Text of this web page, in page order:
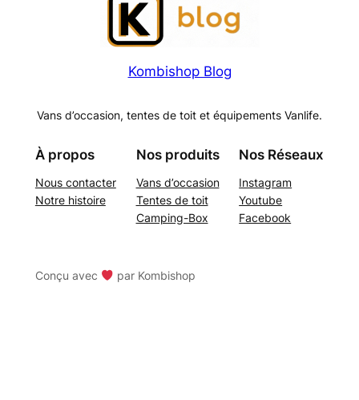
Kombishop Blog
Vans d’occasion, tentes de toit et équipements Vanlife.
À propos
Nous contacter
Notre histoire
Nos produits
Vans d’occasion
Tentes de toit
Camping-Box
Nos Réseaux
Instagram
Youtube
Facebook
Conçu avec par Kombishop